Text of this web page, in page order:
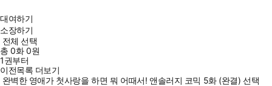
대여하기
소장하기
전체 선택
총0화0원
1권부터
이전목록 더보기
완벽한 영애가 첫사랑을 하면 뭐 어때서! 앤솔러지 코믹 5화 (완결) 선택